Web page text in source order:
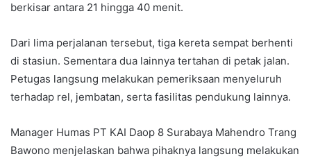
berkisar antara 21 hingga 40 menit.
Dari lima perjalanan tersebut, tiga kereta sempat berhenti
di stasiun. Sementara dua lainnya tertahan di petak jalan.
Petugas langsung melakukan pemeriksaan menyeluruh
terhadap rel, jembatan, serta fasilitas pendukung lainnya.
Manager Humas PT KAI Daop 8 Surabaya Mahendro Trang
Bawono menjelaskan bahwa pihaknya langsung melakukan